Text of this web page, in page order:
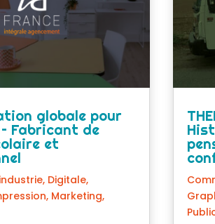
globale pour
– Fabricant de
et
, Digitale,
, Marketing,